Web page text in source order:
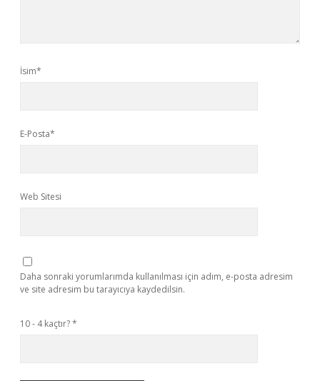
İsim*
E-Posta*
Web Sitesi
Daha sonraki yorumlarımda kullanılması için adım, e-posta adresim
ve site adresim bu tarayıcıya kaydedilsin.
10 - 4 kaçtır?*